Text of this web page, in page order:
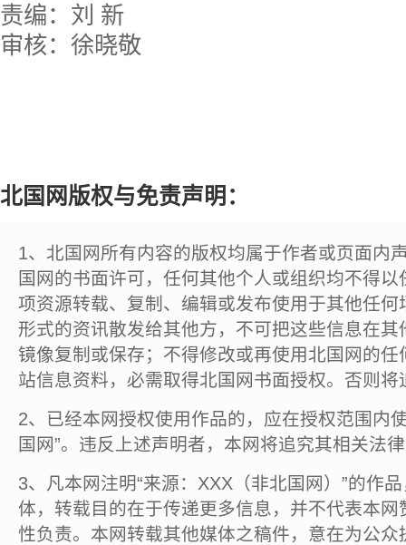
责编：刘 新
审核：徐晓敬
北国网版权与免责声明：
1、北国网所有内容的版权均属于作者或页面内
国网的书面许可，任何其他个人或组织均不得
项资源转载、复制、编辑或发布使用于其他任
形式的资讯散发给其他方，不可把这些信息在
镜像复制或保存；不得修改或再使用北国网的
站信息资料，必需取得北国网书面授权。否则将
2、已经本网授权使用作品的，应在授权范围内
国网”。违反上述声明者，本网将追究其相关法
3、凡本网注明“来源：XXX（非北国网）”的作
体，转载目的在于传递更多信息，并不代表本
性负责。本网转载其他媒体之稿件，意在为公